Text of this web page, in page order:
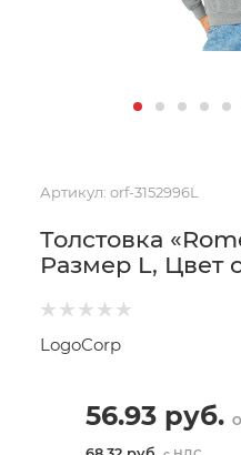
Артикул: orf-3152996L
Толстовка
Размер L, Цвет
LogoCorp
56.93руб.